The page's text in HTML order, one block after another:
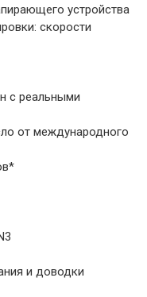
устройства
скорости
с реальными
от международного
и доводки